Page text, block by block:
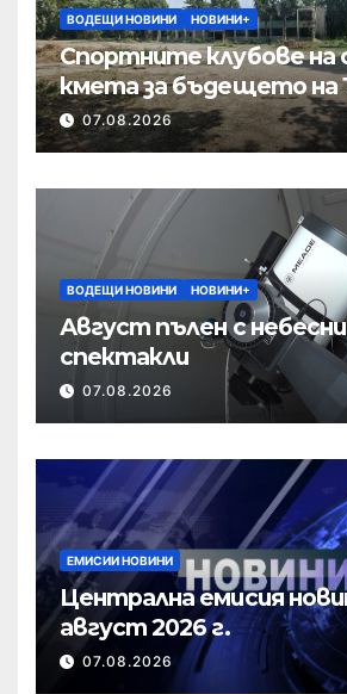
ВОДЕЩИ НОВИНИ НОВИНИ+
Спортните клубове на
кмета за бъдещето на
полк
07.08.2026
ВОДЕЩИ НОВИНИ НОВИНИ+
Август пълен с небесни
спектакли
07.08.2026
ЕМИСИИ НОВИНИ
Централна емисия
август 2026 г.
07.08.2026